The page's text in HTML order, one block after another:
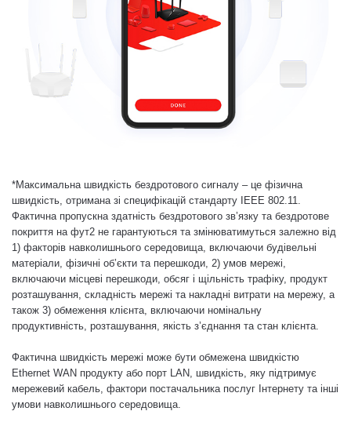
*Максимальна швидкість бездротового сигналу – це фізична
швидкість, отримана зі специфікацій стандарту IEEE 802.11.
Фактична пропускна здатність бездротового зв’язку та бездротове
покриття на фут2 не гарантуються та змінюватимуться залежно від
1) факторів навколишнього середовища, включаючи будівельні
матеріали, фізичні об’єкти та перешкоди, 2) умов мережі,
включаючи місцеві перешкоди, обсяг і щільність трафіку, продукт
розташування, складність мережі та накладні витрати на мережу, а
також 3) обмеження клієнта, включаючи номінальну
продуктивність, розташування, якість з’єднання та стан клієнта.
Фактична швидкість мережі може бути обмежена швидкістю
Ethernet WAN продукту або порт LAN, швидкість, яку підтримує
мережевий кабель, фактори постачальника послуг Інтернету та інші
умови навколишнього середовища.